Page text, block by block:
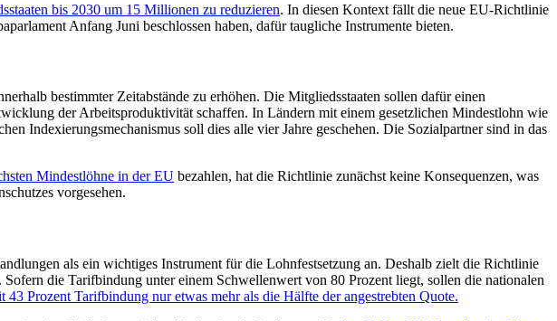
bis 2030 um 15 Millionen zu reduzieren. In diesen Kontext fällt die neue EU-Richtlinie
Anfang Juni beschlossen haben, dafür taugliche Instrumente bieten.
bestimmter Zeitabstände zu erhöhen. Die Mitgliedsstaaten sollen dafür einen
der Arbeitsproduktivität schaffen. In Ländern mit einem gesetzlichen Mindestlohn wie
Indexierungsmechanismus soll dies alle vier Jahre geschehen. Die Sozialpartner sind in das
Mindestlöhne in der EU bezahlen, hat die Richtlinie zunächst keine Konsequenzen, was
vorgesehen.
als ein wichtiges Instrument für die Lohnfestsetzung an. Deshalb zielt die Richtlinie
die Tarifbindung unter einem Schwellenwert von 80 Prozent liegt, sollen die nationalen
43 Prozent Tarifbindung nur etwas mehr als die Hälfte der angestrebten Quote.